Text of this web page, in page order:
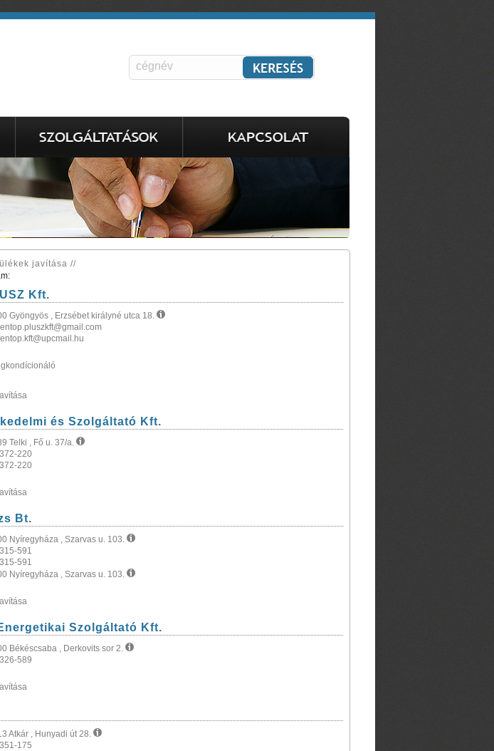
javítása //
Kft.
Gyöngyös , Erzsébet királyné utca 18.
és Szolgáltató Kft.
Telki , Fő u. 37/a.
220
220
Bt.
Nyíregyháza , Szarvas u. 103.
591
591
Nyíregyháza , Szarvas u. 103.
Szolgáltató Kft.
Békéscsaba , Derkovits sor 2.
589
Atkár , Hunyadi út 28.
175